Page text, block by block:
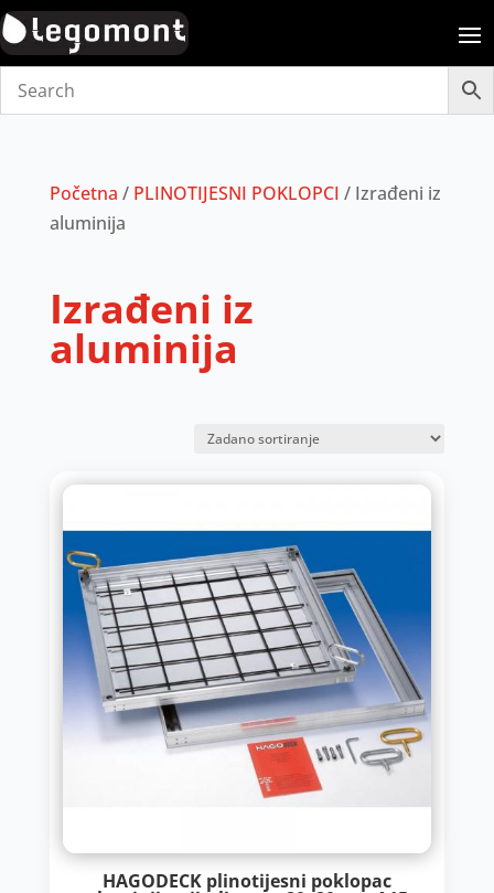
Početna / PLINOTIJESNI POKLOPCI / Izrađeni iz
aluminija
Izrađeni iz
aluminija
HAGODECK plinotijesni poklopac